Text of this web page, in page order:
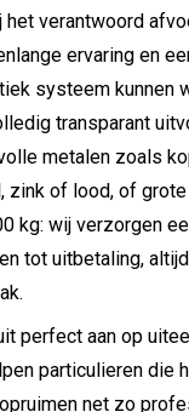
verantwoord
ervaring en
systeem kunnen
transparant
metalen zoals
zink of lood, of
kg: wij verzorgen
tot uitbetaling,
perfect aan op
particulieren die
net zo